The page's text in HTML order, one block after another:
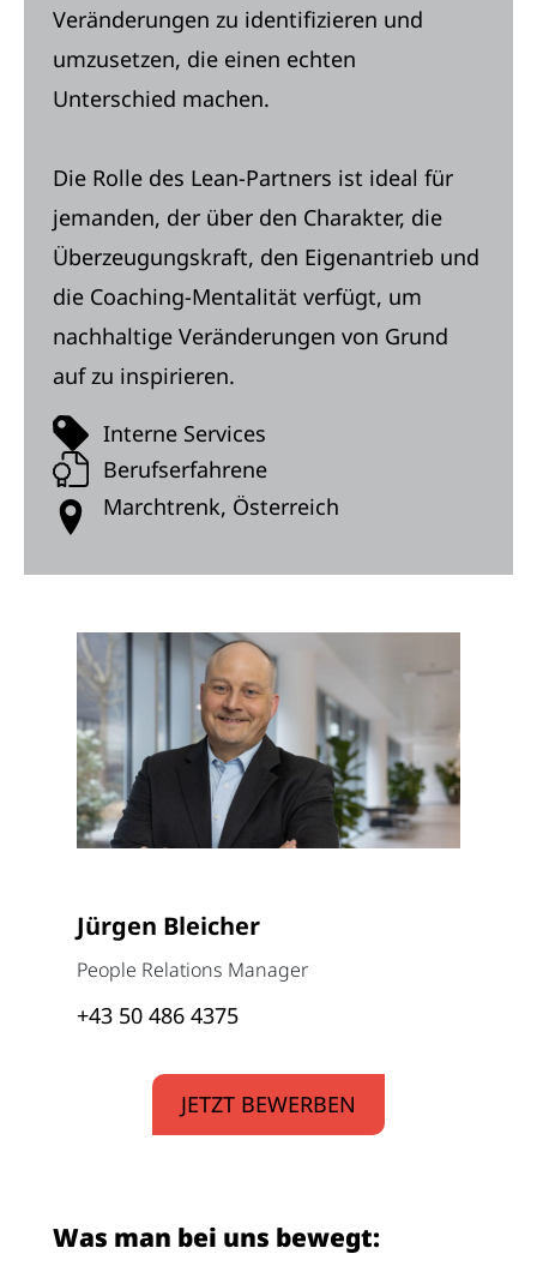
Veränderungen zu identifizieren und
umzusetzen, die einen echten
Unterschied machen.
Die Rolle des Lean-Partners ist ideal für
jemanden, der über den Charakter, die
Überzeugungskraft, den Eigenantrieb und
die Coaching-Mentalität verfügt, um
nachhaltige Veränderungen von Grund
auf zu inspirieren.
Interne Services
Berufserfahrene
Marchtrenk, Österreich
Jürgen Bleicher
People Relations Manager
+43 50 486 4375
JETZT BEWERBEN
Was man bei uns bewegt: